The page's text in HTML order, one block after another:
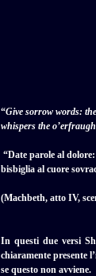
“Give sorrow words:
whispers the
“Date parole al
bisbiglia al cuore
(Machbeth, atto IV,
In questi due versi
chiaramente presente
se questo non avviene.